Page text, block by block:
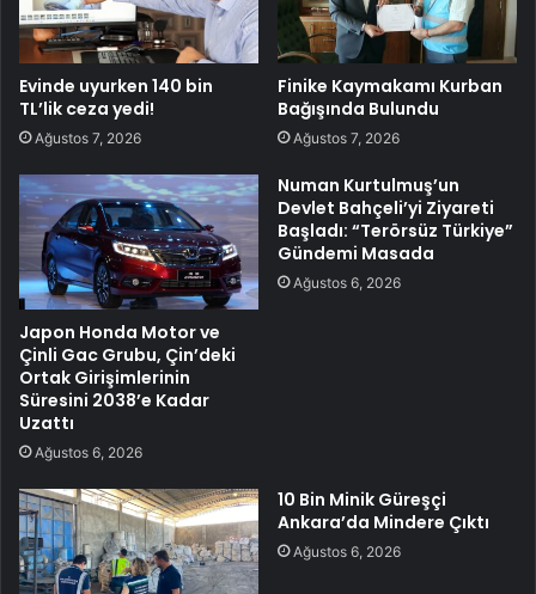
Evinde uyurken 140 bin
TL’lik ceza yedi!
Ağustos 7, 2026
Finike Kaymakamı Kurban
Bağışında Bulundu
Ağustos 7, 2026
Japon Honda Motor ve
Çinli Gac Grubu, Çin’deki
Ortak Girişimlerinin
Süresini 2038’e Kadar
Uzattı
Ağustos 6, 2026
Numan Kurtulmuş’un
Devlet Bahçeli’yi Ziyareti
Başladı: “Terörsüz Türkiye”
Gündemi Masada
Ağustos 6, 2026
10 Bin Minik Güreşçi
Ankara’da Mindere Çıktı
Ağustos 6, 2026